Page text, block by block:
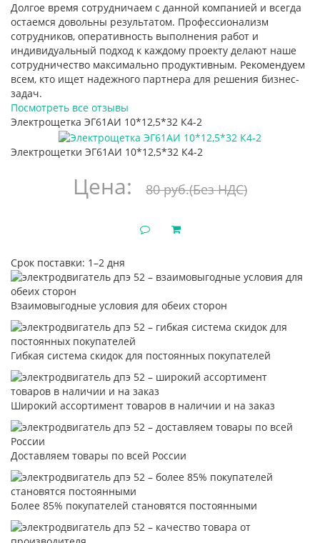
Долгое время сотрудничаем с данной компанией и всегда
остаемся довольны результатом. Профессионализм
сотрудников, оперативность выполнения работ и
индивидуальный подход к каждому проекту делают наше
сотрудничество максимально продуктивным. Рекомендуем
всем, кто ищет надежного партнера для решения бизнес-
задач.
Посмотреть все отзывы
Электрощетка ЭГ61АИ 10*12,5*32 К4-2
Электрощетки ЭГ61АИ 10*12,5*32 К4-2
Цена: 80 руб.(Без НДС)
Срок поставки: 1–2 дня
Взаимовыгодные условия для обеих сторон
Гибкая система скидок для постоянных покупателей
Широкий ассортимент товаров в наличии и на заказ
Доставляем товары по всей России
Более 85% покупателей становятся постоянными